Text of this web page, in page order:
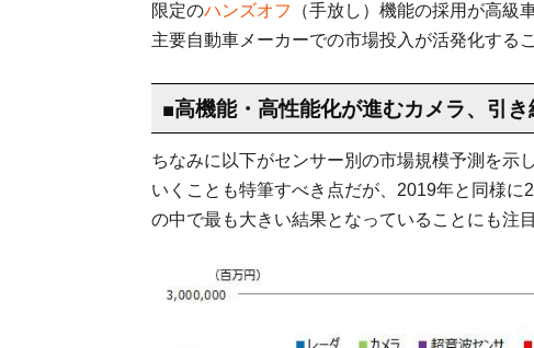
限定のハンズオフ
（手放し）機能の採用が高級
主要自動車メーカーでの市場投入が活発化する
■高機能・高性能化が進むカメラ、引
ちなみに以下がセンサー別の市場規模予測を示
いくことも特筆すべき点だが、2019年と同様
の中で最も大きい結果となっていることにも注目